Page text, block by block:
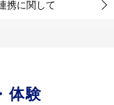
携に関して
体験